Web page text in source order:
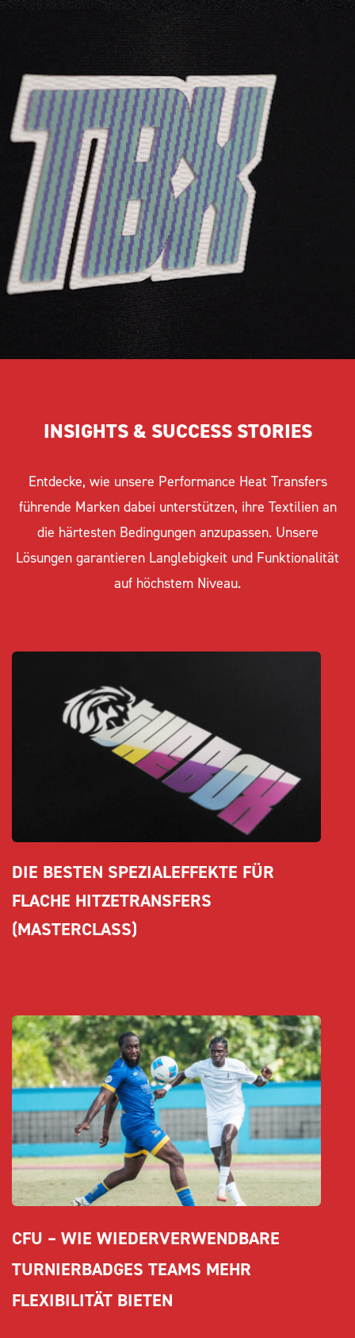
LENTEX® | FLIP + PRINT bietet faszinierenden
visuelle Effekte und grenzenlose
Gestaltungsmöglichkeiten.
INSIGHTS & SUCCESS STORIES
Entdecke, wie unsere Performance Heat Transfers
führende Marken dabei unterstützen, ihre Textilien an
die härtesten Bedingungen anzupassen. Unsere
Lösungen garantieren Langlebigkeit und Funktionalität
auf höchstem Niveau.
DIE BESTEN SPEZIALEFFEKTE FÜR
FLACHE HITZETRANSFERS
(MASTERCLASS)
CFU – WIE WIEDERVERWENDBARE
TURNIERBADGES TEAMS MEHR
FLEXIBILITÄT BIETEN